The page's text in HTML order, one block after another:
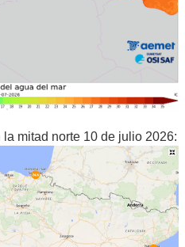
mitad norte 10 de julio 2026: